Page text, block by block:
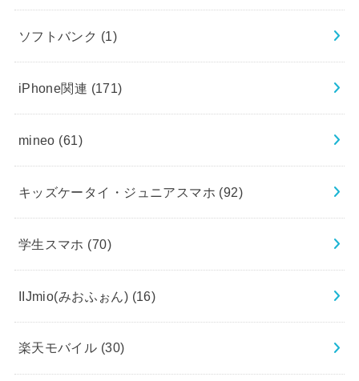
ソフトバンク (1)
iPhone関連 (171)
mineo (61)
キッズケータイ・ジュニアスマホ (92)
学生スマホ (70)
IIJmio(みおふぉん) (16)
楽天モバイル (30)